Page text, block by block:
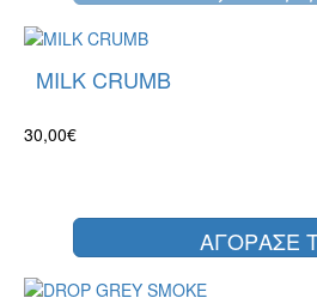
MILK CRUMB
30,00€
ΑΓΟΡΑΣΕ